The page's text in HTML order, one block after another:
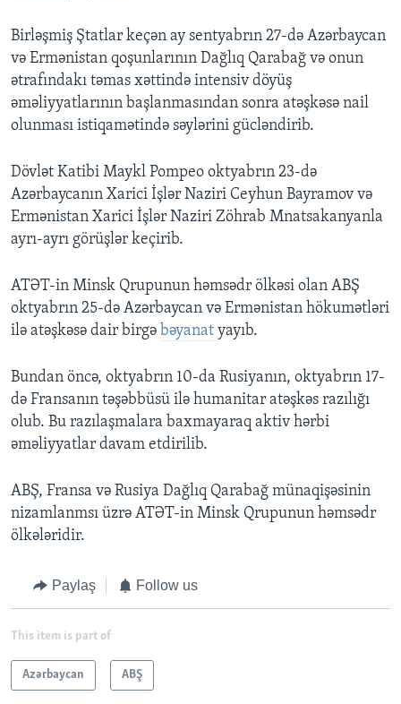
Birləşmiş Ştatlar keçən ay sentyabrın 27-də Azərbaycan
və Ermənistan qoşunlarının Dağlıq Qarabağ və onun
ətrafındakı təmas xəttində intensiv döyüş
əməliyyatlarının başlanmasından sonra atəşkəsə nail
olunması istiqamətində səylərini gücləndirib.
Dövlət Katibi Maykl Pompeo oktyabrın 23-də
Azərbaycanın Xarici İşlər Naziri Ceyhun Bayramov və
Ermənistan Xarici İşlər Naziri Zöhrab Mnatsakanyanla
ayrı-ayrı görüşlər keçirib.
ATƏT-in Minsk Qrupunun həmsədr ölkəsi olan ABŞ
oktyabrın 25-də Azərbaycan və Ermənistan hökumətləri
ilə atəşkəsə dair birgə bəyanat yayıb.
Bundan öncə, oktyabrın 10-da Rusiyanın, oktyabrın 17-
də Fransanın təşəbbüsü ilə humanitar atəşkəs razılığı
olub. Bu razılaşmalara baxmayaraq aktiv hərbi
əməliyyatlar davam etdirilib.
ABŞ, Fransa və Rusiya Dağlıq Qarabağ münaqişəsinin
nizamlanmsı üzrə ATƏT-in Minsk Qrupunun həmsədr
ölkələridir.
Paylaş Follow us
This item is part of
Azərbaycan ABŞ